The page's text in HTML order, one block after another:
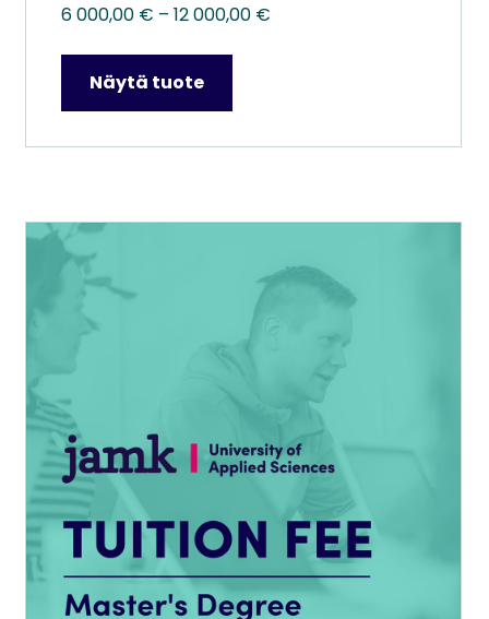
6 000,00 € – 12 000,00 €Hintaluokka:
000,00 €
Näytä tuote
Tällä
tuotteella
useampi
tehdä
valinnat
tuotteen
sivulla.